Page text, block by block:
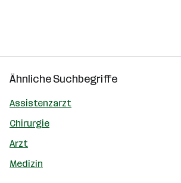
Ähnliche Suchbegriffe
Assistenzarzt
Chirurgie
Arzt
Medizin